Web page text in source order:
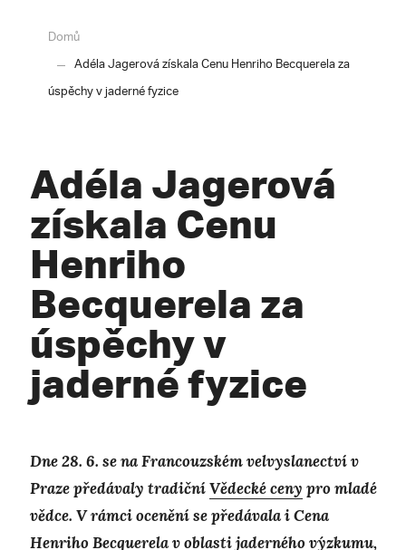
Domů
Adéla Jagerová získala Cenu Henriho Becquerela za
úspěchy v jaderné fyzice
Adéla Jagerová
získala Cenu
Henriho
Becquerela za
úspěchy v
jaderné fyzice
Dne 28. 6. se na Francouzském velvyslanectví v
Praze předávaly tradičníVědecké ceny pro mladé
vědce. V rámci ocenění se předávala i Cena
Henriho Becquerela v oblasti jaderného výzkumu,